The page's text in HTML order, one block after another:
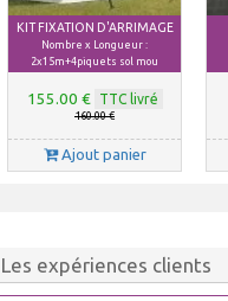
KIT FIXATION D'ARRIMAGE
Nombre x Longueur :
2x15m+4piquets sol mou
155.00 € TTC livré
160.00 €
Ajout panier
Les expériences clients